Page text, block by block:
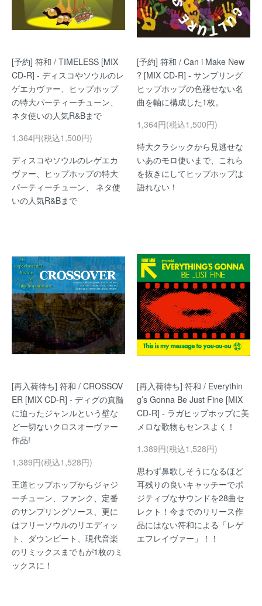
[予約] 符和 / TIMELESS [MIX
CD-R] - ディスコやソウルのレ
ゲエカヴァー、ヒップホップ
の特大パーティーチューン、
ネタ使いの人気R&Bまで
1,364円(税込1,500円)
ディスコやソウルのレゲエカ
ヴァー、ヒップホップの特大
パーティーチューン、 ネタ使
いの人気R&Bまで
[予約] 符和 / Can i Make New
? [MIX CD-R] - サンプリング
ヒップホップの色褪せない名
曲を軸に構成した1枚。
1,364円(税込1,500円)
特大クラシックから見逃せな
いあのモロ使いまで、これら
を抜きにしてヒップホップは
語れない！
[再入荷待ち] 符和 / CROSSOV
ER [MIX CD-R] - ディグの真髄
に迫ったジャンルという壁な
ど一切ないクロスオーヴァー
作品!
1,389円(税込1,528円)
王道ヒップホップからジャジ
ーチューン、ファンク、定番
のサンプリングソース、更に
はフリーソウルのリエディッ
ト、ダウンビート、現代音楽
のリミックスまでもが1枚のミ
ックスに！
[再入荷待ち] 符和 / Everythin
g’s Gonna Be Just Fine [MIX
CD-R] - ラガヒップホップに美
メロな歌物もセンスよく！
1,389円(税込1,528円)
思わず鼻歌しそうになるほど
耳残りの良いキャッチーでポ
ジティブなサウンドを28曲セ
レクト！今までのリリース作
品にはない符和による「レゲ
エフレイヴァー」！！